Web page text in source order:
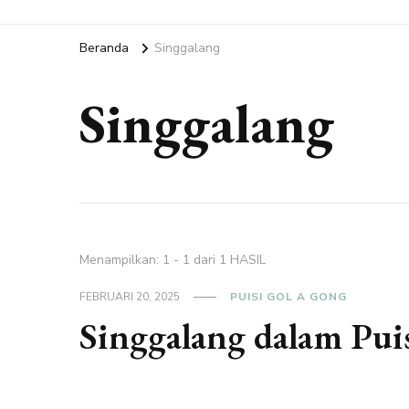
Beranda Singgalang
Singgalang
Menampilkan: 1 - 1 dari 1 HASIL
FEBRUARI 20, 2025 PUISI GOL A GONG
Singgalang dalam